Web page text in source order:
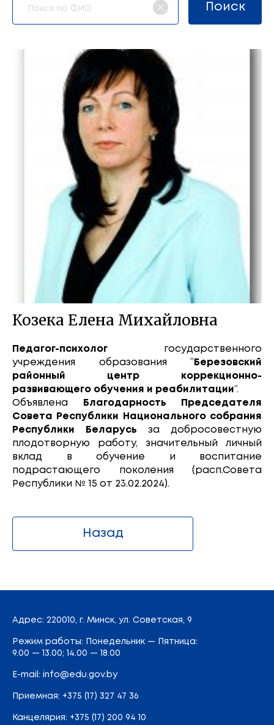
Козека Елена Михайловна
Педагог-психолог государственного
учреждения образования ” Березовский
районный центр коррекционно-
развивающего обучения и реабилитации“.
Объявлена
Благодарность Председателя
Совета Республики Национального собрания
Республики Беларусь за добросовестную
плодотворную работу, значительный личный
вклад в обучение и воспитание
подрастающего поколения (расп.Совета
Республики № 15 от 23.02.2024).
Назад
Адрес: 220010, г. Минск, ул. Советская, 9
Режим работы: Понедельник — Пятница:
9.00 — 13.00; 14.00 — 18.00
E-mail: info@edu.gov.by
Приемная: +375 (17) 327 47 36
Канцелярия: +375 (17) 200 94 10